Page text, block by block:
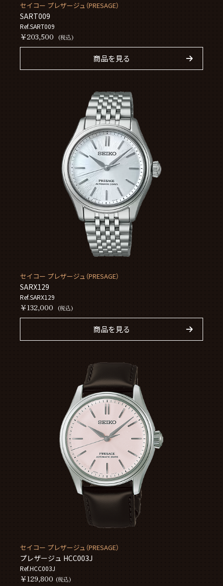
セイコー プレザージュ（PRESAGE）
SART009
Ref.SART009
￥203,500 (税込)
商品を見る
セイコー プレザージュ（PRESAGE）
SARX129
Ref.SARX129
￥132,000 (税込)
商品を見る
セイコー プレザージュ（PRESAGE）
プレザージュ HCC003J
Ref.HCC003J
￥129,800 (税込)